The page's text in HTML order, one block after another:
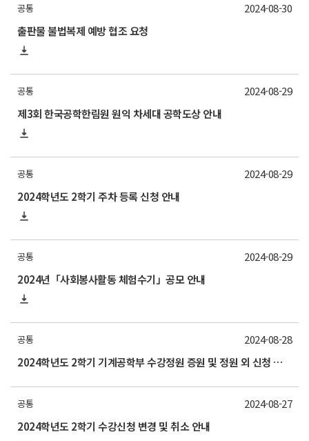
공통
출판물 불법복제 예방 협조 요청
2024-08-30
공통
제3회 한국공학한림원 원익 차세대 공학도상 안내
2024-08-29
공통
2024학년도 2학기 주차 등록 신청 안내
2024-08-29
공통
2024년「사회봉사활동 체험수기」공모 안내
2024-08-29
공통
2024학년도 2학기 기계공학부 수강정원 증원 및 정원 외 신청 가능 교과목 안내
2024-08-28
공통
2024학년도 2학기 수강신청 변경 및 취소 안내
2024-08-27